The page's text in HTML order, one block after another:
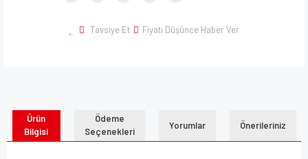
Tavsiye Et Fiyatı Düşünce Haber Ver
Ürün
Bilgisi
Ödeme
Seçenekleri
Yorumlar Önerileriniz